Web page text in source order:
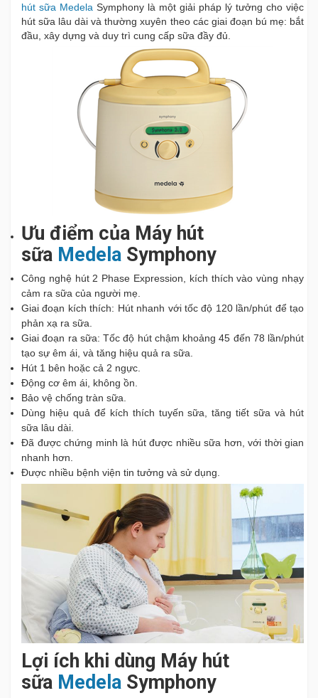
hút sữa Medela Symphony là một giải pháp lý tưởng cho việc
hút sữa lâu dài và thường xuyên theo các giai đoạn bú mẹ: bắt
đầu, xây dựng và duy trì cung cấp sữa đầy đủ.
Ưu điểm của Máy hút
sữa Medela Symphony
Công nghệ hút 2 Phase Expression, kích thích vào vùng nhạy
cảm ra sữa của người mẹ.
Giai đoạn kích thích: Hút nhanh với tốc độ 120 lần/phút để tạo
phản xạ ra sữa.
Giai đoạn ra sữa: Tốc độ hút chậm khoảng 45 đến 78 lần/phút
tạo sự êm ái, và tăng hiệu quả ra sữa.
Hút 1 bên hoặc cả 2 ngực.
Động cơ êm ái, không ồn.
Bảo vệ chống tràn sữa.
Dùng hiệu quả để kích thích tuyến sữa, tăng tiết sữa và hút
sữa lâu dài.
Đã được chứng minh là hút được nhiều sữa hơn, với thời gian
nhanh hơn.
Được nhiều bệnh viện tin tưởng và sử dụng.
Lợi ích khi dùng Máy hút
sữa Medela Symphony